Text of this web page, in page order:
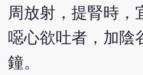
周放射，提腎時，
噁心欲吐者，加陰
鐘。